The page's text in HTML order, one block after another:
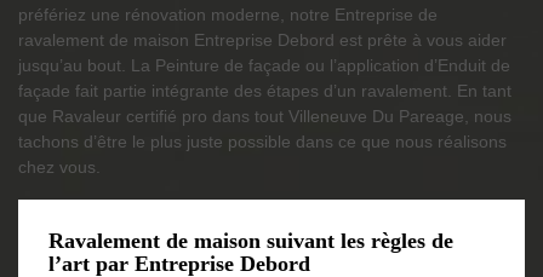
préfériez une rénovation moderne, notre Entreprise de
ravalement de maison Entreprise Debord est prête à vous aider
jusqu’au bout. La Peinture de façade ou l’application d’Enduit de
façade fait partie intégrante des étapes d’un ravalement. En tant
que Ravaleur certifié pro dans tout Villeneuve Du Pareage, nous
tachons d’être le plus juste possible dans ce que nous réalisons
chez vous.
Ravalement de maison suivant les règles de
l’art par Entreprise Debord